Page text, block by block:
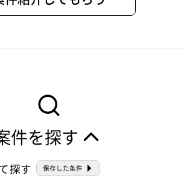
件を探す
探す 保存した条件